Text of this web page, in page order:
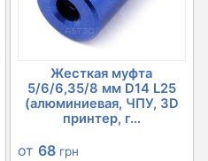
Жесткая муфта
5/6/6,35/8 мм D14 L25
(алюминиевая, ЧПУ, 3D
принтер, г...
от 68 грн